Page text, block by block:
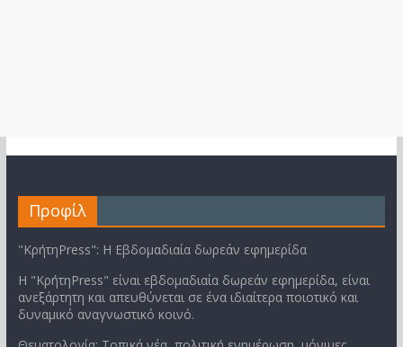
Προφίλ
"ΚρήτηPress": Η Εβδομαδιαία δωρεάν εφημερίδα
Η "ΚρήτηPress" είναι εβδομαδιαία δωρεάν εφημερίδα, είναι
ανεξάρτητη και απευθύνεται σε ένα ιδιαίτερα ποιοτικό και
δυναμικό αναγνωστικό κοινό.